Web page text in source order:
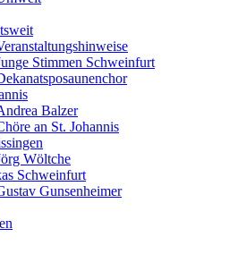
Stimmen Schweinfurt
Balzer
an St. Johannis
Wöltche
Schweinfurt
Gunsenheimer